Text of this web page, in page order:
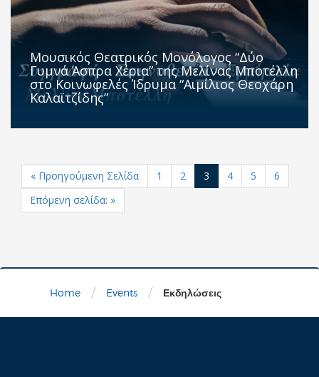
Μουσικός Θεατρικός Μονόλογος “Δύο
Γυμνά Άσπρα Χέρια” της Μελίνας Μποτέλλη
στο Κοινωφελές Ίδρυμα “Αιμίλιος Θεοχάρη
Καλαϊτζίδης”
« Προηγούμενη Σελίδα 1 2 3 4 5
6
Επόμενη σελίδα: »
Home / Events / Εκδηλώσεις